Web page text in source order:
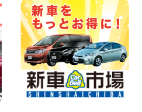
2026年08月07日
営業します! 神奈川県 横浜
100円レンタカー 横浜旭南本宿町
2026年08月07日
利で最適!(禁煙車両) 香川県
100円レンタカー 坂出川津
2026年08月07日
のレンタカーが2台になりま